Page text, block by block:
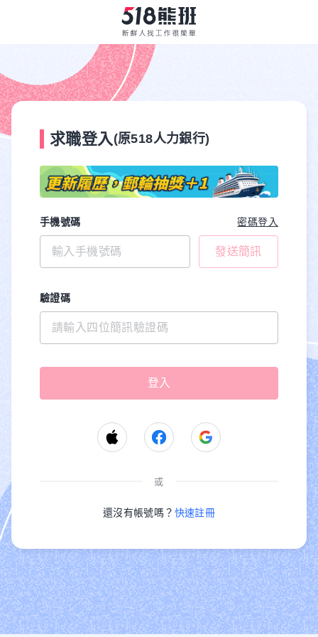
求職登入 (原518人力銀行)
手機號碼 密碼登入
發送簡訊
驗證碼
或
還沒有帳號嗎？ 快速註冊